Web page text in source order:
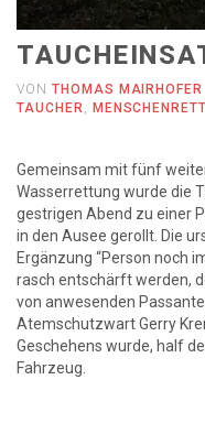
VON THOMAS MAIRHOFER
TAUCHER,
Gemeinsam mit fünf
Wasserrettung wurde die
gestrigen Abend zu einer
in den Ausee gerollt. Die
Ergänzung “Person noch
rasch entschärft werden,
von anwesenden
Atemschutzwart Gerry
Geschehens wurde, half
Fahrzeug.